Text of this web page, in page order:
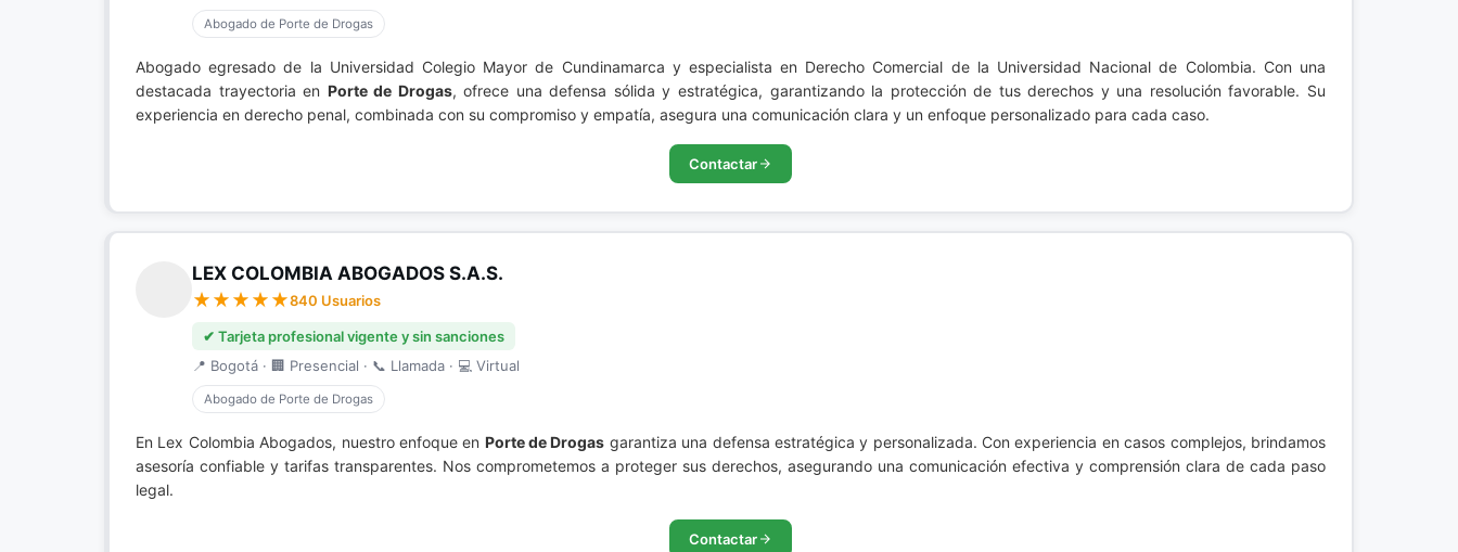
Abogado de Porte de Drogas
Abogado egresado de la Universidad Colegio Mayor de Cundinamarca y especialista en Derecho Comercial de la Universidad Nacional de Colombia. Con una
destacada trayectoria en Porte de Drogas, ofrece una defensa sólida y estratégica, garantizando la protección de tus derechos y una resolución favorable. Su
experiencia en derecho penal, combinada con su compromiso y empatía, asegura una comunicación clara y un enfoque personalizado para cada caso.
Contactar
LEX COLOMBIA ABOGADOS S.A.S.
840 Usuarios
✔ Tarjeta profesional vigente y sin sanciones
📍 Bogotá · 🏢 Presencial · 📞 Llamada · 💻 Virtual
Abogado de Porte de Drogas
En Lex Colombia Abogados, nuestro enfoque en Porte de Drogas garantiza una defensa estratégica y personalizada. Con experiencia en casos complejos, brindamos
asesoría confiable y tarifas transparentes. Nos comprometemos a proteger sus derechos, asegurando una comunicación efectiva y comprensión clara de cada paso
legal.
Contactar